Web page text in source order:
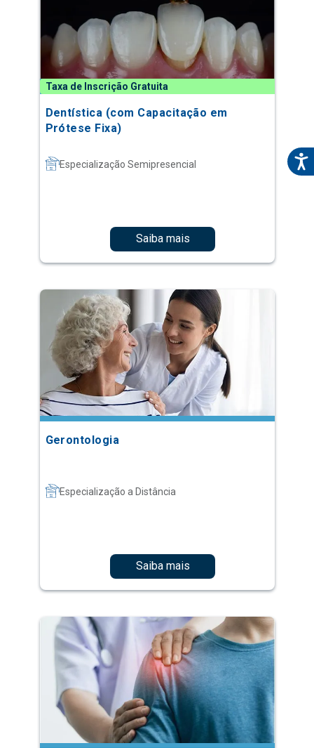
Taxa de Inscrição Gratuita
Dentística (com Capacitação em
Prótese Fixa)
Especialização Semipresencial
Saiba mais
Gerontologia
Especialização a Distância
Saiba mais